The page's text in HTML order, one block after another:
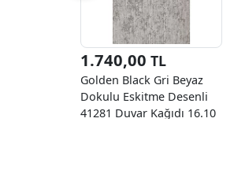
1.740,00 TL
Golden Black Gri Beyaz
Dokulu Eskitme Desenli
41281 Duvar Kağıdı 16.10